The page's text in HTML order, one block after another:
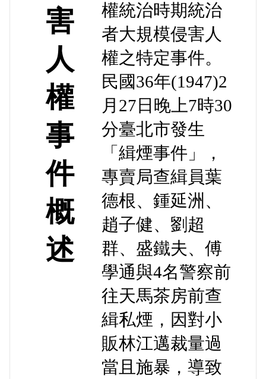
害
人
權
事
件
概
述
權統治時期統治
者大規模侵害人
權之特定事件。
民國36年(1947)2
月27日晚上7時30
分臺北市發生
「緝煙事件」，
專賣局查緝員葉
德根、鍾延洲、
趙子健、劉超
群、盛鐵夫、傅
學通與4名警察前
往天馬茶房前查
緝私煙，因對小
販林江邁裁量過
當且施暴，導致